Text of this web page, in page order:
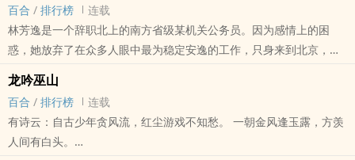
百合 / 排行榜
连载
林芳逸是一个辞职北上的南方省级某机关公务员。因为感情上的困
惑，她放弃了在众多人眼中最为稳定安逸的工作，只身来到北京，打
沈冰是香港沈氏集团的嫡长小姐，由于父亲有意将企业交由私生子继
承，甚至还意图干涉她的婚姻，是以她以退为进，来到北京发展地产
公司，试图借着改革开放十几年后腾飞的大陆经济东风，夺取自己在
沈氏应有的利益。
龙吟巫山
百合 / 排行榜
连载
有诗云：自古少年贪风流，红尘游戏不知愁。 一朝金风逢玉露，方羡
人间有白头。